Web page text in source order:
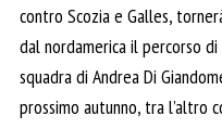
contro Scozia e Galles,
dal nordamerica il percorso
squadra di Andrea Di
prossimo autunno, tra l’altro